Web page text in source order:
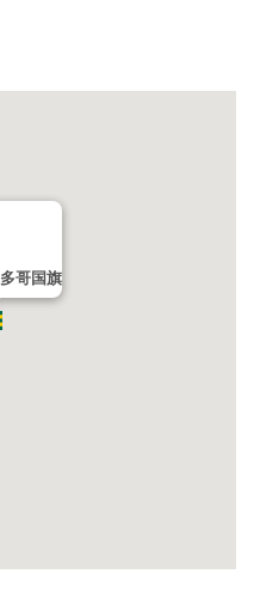
多哥国旗